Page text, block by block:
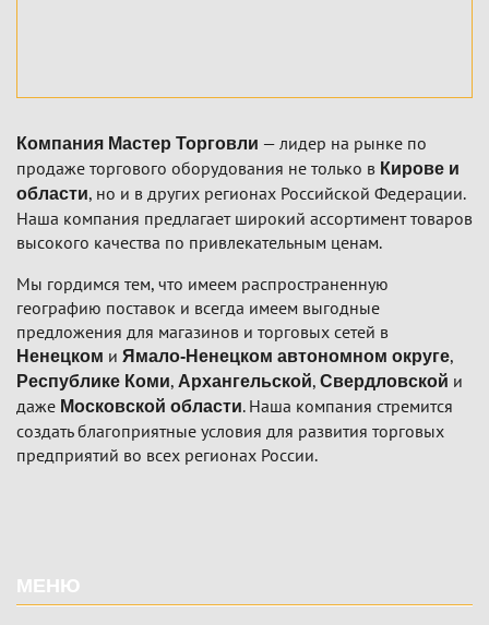
Компания Мастер Торговли — лидер на рынке по
продаже торгового оборудования не только в Кирове и
области, но и в других регионах Российской Федерации.
Наша компания предлагает широкий ассортимент товаров
высокого качества по привлекательным ценам.
Мы гордимся тем, что имеем распространенную
географию поставок и всегда имеем выгодные
предложения для магазинов и торговых сетей в
Ненецком и Ямало-Ненецком автономном округе,
Республике Коми, Архангельской, Свердловской и
даже Московской области. Наша компания стремится
создать благоприятные условия для развития торговых
предприятий во всех регионах России.
МЕНЮ